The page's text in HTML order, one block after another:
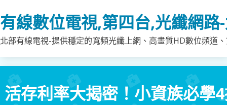
to
content
有線數位電視,第四台,光纖網路
北部有線電視-提供穩定的寬頻光纖上網、高畫質HD數位頻道
活存利率大揭密！小資族必學